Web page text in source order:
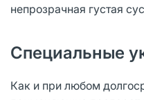
непрозрачная густая
Специальные
Как и при любом